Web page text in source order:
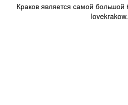
Краков является самой